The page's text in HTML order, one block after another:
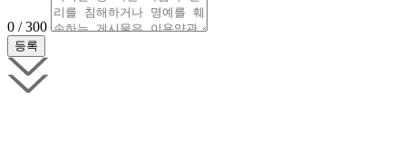
0 / 300